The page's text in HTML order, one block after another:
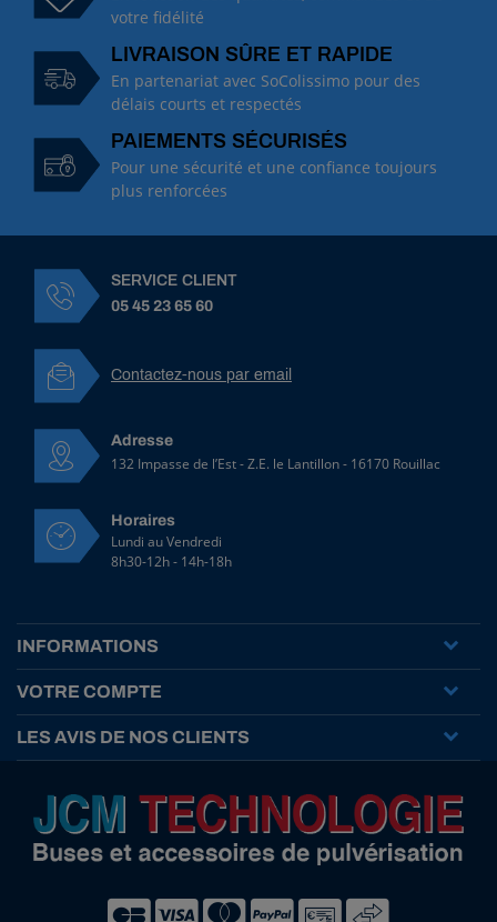
votre fidélité
LIVRAISON SÛRE ET RAPIDE
En partenariat avec SoColissimo pour des
délais courts et respectés
PAIEMENTS SÉCURISÉS
Pour une sécurité et une confiance toujours
plus renforcées
SERVICE CLIENT
05 45 23 65 60
Contactez-nous par email
Adresse
132 Impasse de l’Est - Z.E. le Lantillon - 16170 Rouillac
Horaires
Lundi au Vendredi
8h30-12h - 14h-18h
INFORMATIONS
VOTRE COMPTE
LES AVIS DE NOS CLIENTS